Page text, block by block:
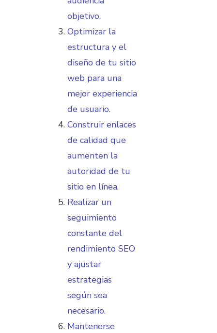
objetivo.
Optimizar la
estructura y el
diseño de tu sitio
web para una
mejor experiencia
de usuario.
Construir enlaces
de calidad que
aumenten la
autoridad de tu
sitio en línea.
Realizar un
seguimiento
constante del
rendimiento SEO
y ajustar
estrategias
según sea
necesario.
Mantenerse